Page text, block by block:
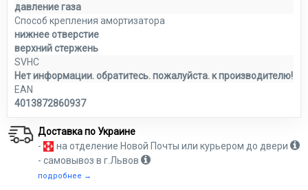
давление газа
Способ крепления амортизатора
нижнее отверстие
верхний стержень
SVHC
Нет информации. обратитесь. пожалуйста. к производителю!
EAN
4013872860937
Доставка по Украине
-
на отделение Новой Почты или курьером до двери
- самовывоз в г.Львов
подробнее →